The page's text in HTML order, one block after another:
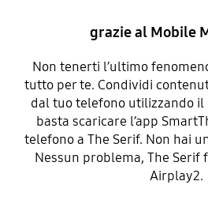
grazie al Mobile
Non tenerti l’ultimo
tutto per te. Condividi
dal tuo telefono utilizzando il
basta scaricare l’app
telefono a The Serif. Non hai
Nessun problema, The Serif
Airplay2.